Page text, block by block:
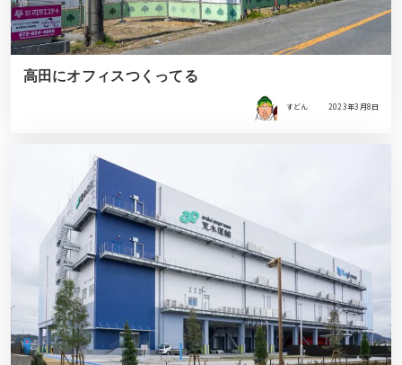
高田にオフィスつくってる
すどん 2023年3月8日